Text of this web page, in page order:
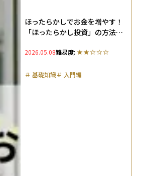
ほったらかしでお金を増やす！
「ほったらかし投資」の方法や
2026.05.08難易度:
＃ 基礎知識＃ 入門編